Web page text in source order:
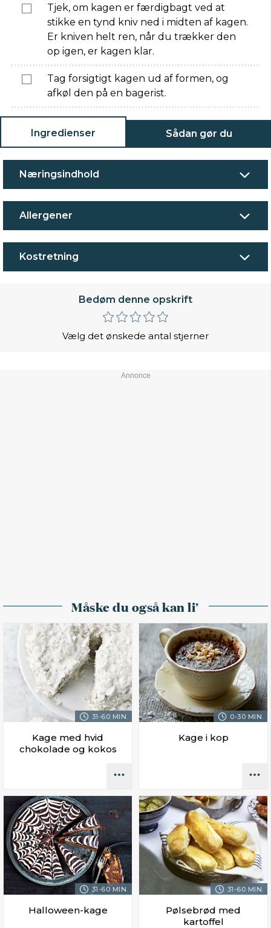
Tjek, om kagen er færdigbagt ved at
stikke en tynd kniv ned i midten af kagen.
Er kniven helt ren, når du trækker den
op igen, er kagen klar.
Tag forsigtigt kagen ud af formen, og
afkøl den på en bagerist.
Ingredienser Sådan gør du
Næringsindhold
Allergener
Kostretning
Bedøm denne opskrift
Vælg det ønskede antal stjerner
Måske du også kan li'
31-60 MIN.
Kage med hvid
chokolade og kokos
0-30 MIN.
Kage i kop
31-60 MIN.
Halloween-kage
31-60 MIN.
Pølsebrød med
kartoffel